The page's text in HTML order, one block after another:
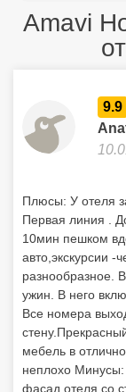
Плюсы: У отеля
Первая линия .
10мин пешком
разнообразное.
ужин. В него
Все номера
неплохо Минусы:
фасад отеля со
лучше чем со
Отдыхайте с
найденным